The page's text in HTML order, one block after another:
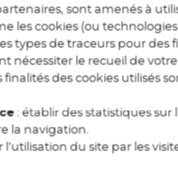
de la personne
service DNS du
solution de protection de
de
attaquants.
sont amenés à
les cookies (ou technologies
types de traceurs pour des
nécessiter le recueil de votre
des cookies utilisés
: établir des statistiques sur
la navigation.
l’utilisation du site par les